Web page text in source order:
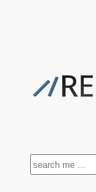
Suchen